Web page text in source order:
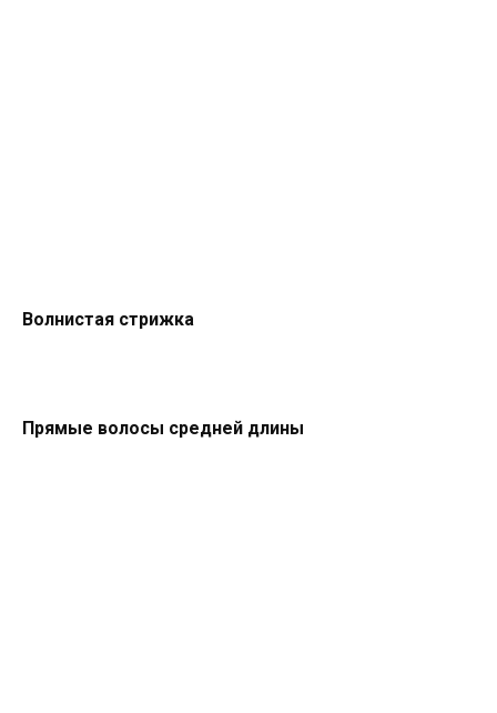
Волнистая стрижка
Прямые волосы средней длины